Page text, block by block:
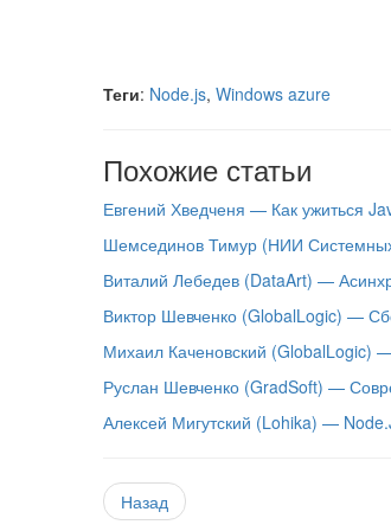
Теги: Node.js, Windows azure
Похожие статьи
Евгений Хведченя — Как ужиться
Шемсединов Тимур (НИИ
Виталий Лебедев (DataArt) —
Виктор Шевченко (GlobalLogic) —
Михаил Каченовский (GlobalLogic)
Руслан Шевченко (GradSoft) —
Алексей Мигутский (Lohika) —
Назад